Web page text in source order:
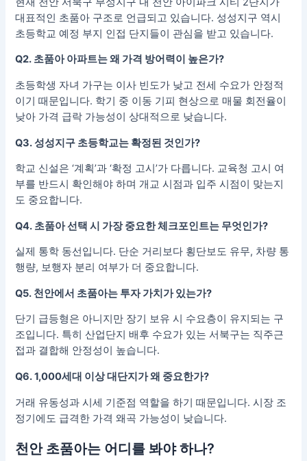
대표적인 초품아 구조로 언급되고 있습니다. 성성지구 역시
초등학교 예정 부지 인접 단지들이 관심을 받고 있습니다.
Q2. 초품아 아파트는 왜 가격 방어력이 높은가?
초등학생 자녀 가구는 이사 빈도가 낮고 전세 수요가 안정적
이기 때문입니다. 학기 중 이동 기피 현상으로 매물 회전율이
낮아 가격 급락 가능성이 상대적으로 낮습니다.
Q3. 성성지구 초등학교는 확정된 것인가?
학교 신설은 ‘계획’과 ‘확정 고시’가 다릅니다. 교육청 고시 여
부를 반드시 확인해야 하며 개교 시점과 입주 시점이 맞는지
도 중요합니다.
Q4. 초품아 선택 시 가장 중요한 체크포인트는 무엇인가?
실제 통학 동선입니다. 단순 거리보다 횡단보도 유무, 차량 통
행량, 보행자 분리 여부가 더 중요합니다.
Q5. 천안에서 초품아는 투자 가치가 있는가?
단기 급등형은 아니지만 장기 보유 시 수요층이 유지되는 구
조입니다. 특히 산업단지 배후 수요가 있는 서북구는 직주근
접과 결합해 안정성이 높습니다.
Q6. 1,000세대 이상 대단지가 왜 중요한가?
거래 유동성과 시세 기준점 역할을 하기 때문입니다. 시장 조
정기에도 급격한 가격 왜곡 가능성이 낮습니다.
천안 초품아는 어디를 봐야 하나?